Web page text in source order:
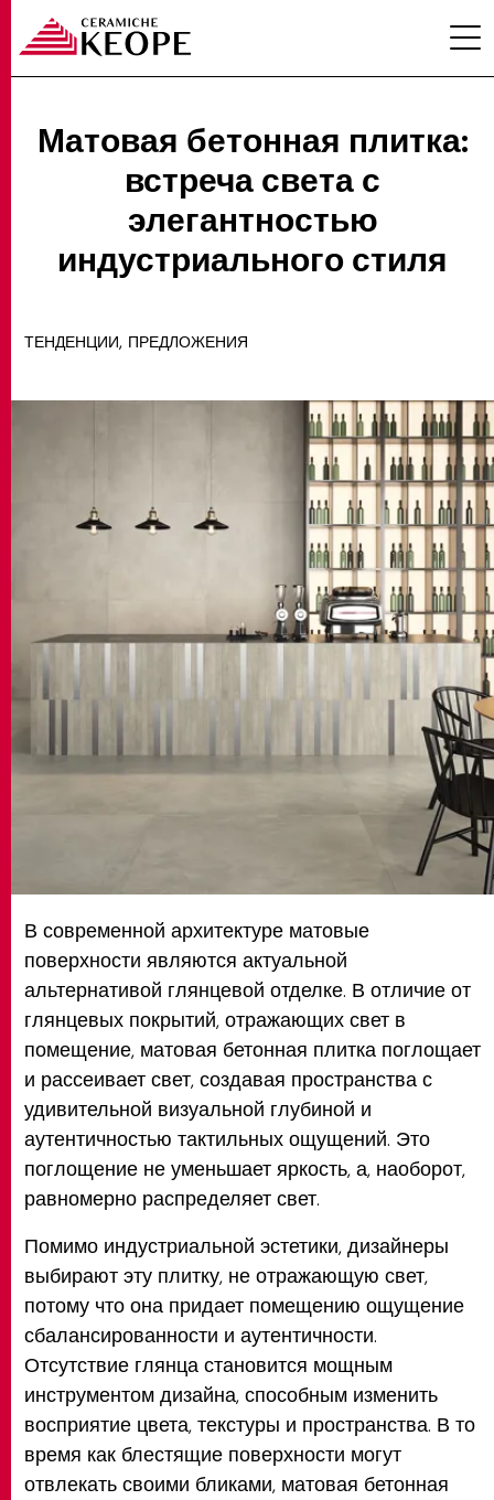
ПРОЕКТЫ
ПОИСК
ЗАПРЕТНАЯ ЗОНА
Матовая бетонная плитка:
встреча света с
элегантностью
индустриального стиля
ТЕНДЕНЦИИ, ПРЕДЛОЖЕНИЯ
В современной архитектуре матовые
поверхности являются актуальной
альтернативой глянцевой отделке. В отличие от
глянцевых покрытий, отражающих свет в
помещение, матовая бетонная плитка поглощает
и рассеивает свет, создавая пространства с
удивительной визуальной глубиной и
аутентичностью тактильных ощущений. Это
поглощение не уменьшает яркость, а, наоборот,
равномерно распределяет свет.
Помимо индустриальной эстетики, дизайнеры
выбирают эту плитку, не отражающую свет,
потому что она придает помещению ощущение
сбалансированности и аутентичности.
Отсутствие глянца становится мощным
инструментом дизайна, способным изменить
восприятие цвета, текстуры и пространства. В то
время как блестящие поверхности могут
отвлекать своими бликами, матовая бетонная